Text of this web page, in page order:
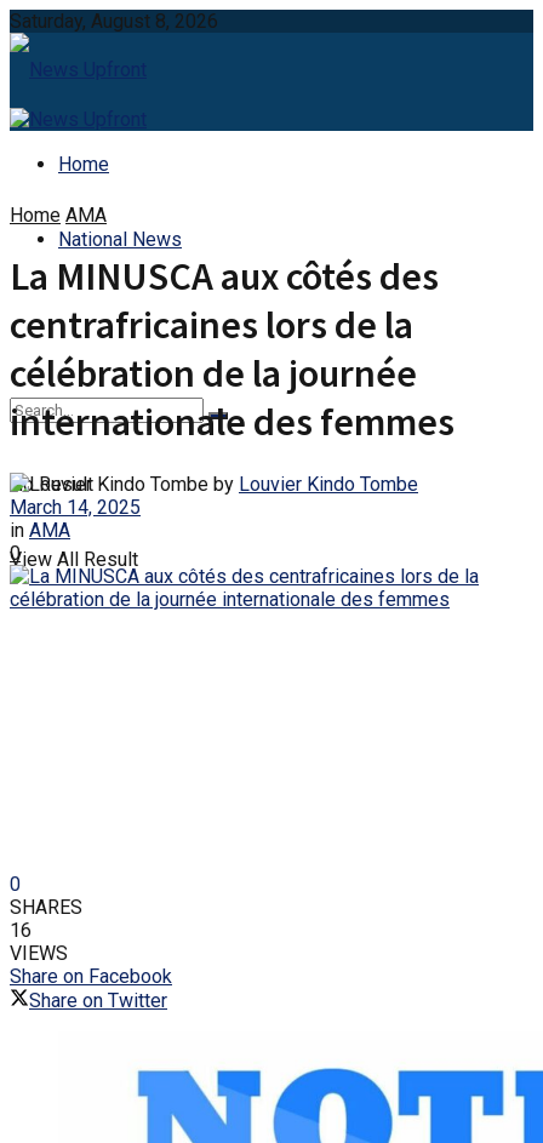
Saturday, August 8, 2026
Home
National News
No Result
View All Result
Home AMA
La MINUSCA aux côtés des
centrafricaines lors de la
célébration de la journée
internationale des femmes
by Louvier Kindo Tombe
March 14, 2025
in AMA
0
0
SHARES
16
VIEWS
Share on Facebook
Share on Twitter